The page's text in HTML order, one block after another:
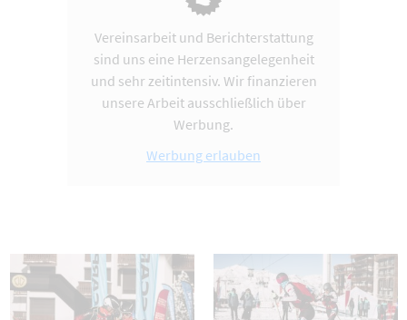
Vereinsarbeit und Berichterstattung
sind uns eine Herzensangelegenheit
und sehr zeitintensiv. Wir finanzieren
unsere Arbeit ausschließlich über
Werbung.
Werbung erlauben